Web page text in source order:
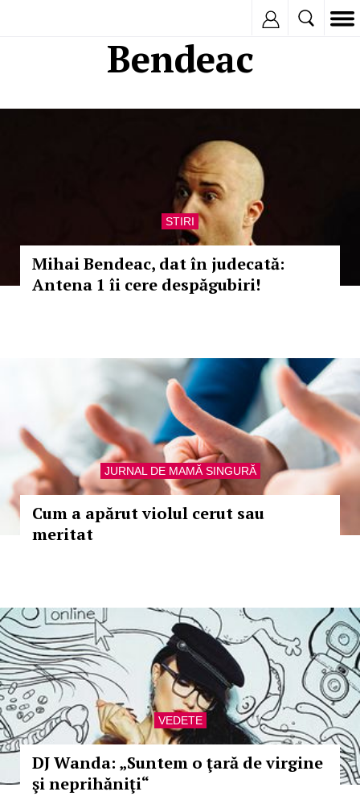
Bendeac
STIRI
Mihai Bendeac, dat în judecată:
Antena 1 îi cere despăgubiri!
JURNAL DE MAMĂ SINGURĂ
Cum a apărut violul cerut sau
meritat
VEDETE
DJ Wanda: „Suntem o ţară de virgine
şi neprihăniţi“